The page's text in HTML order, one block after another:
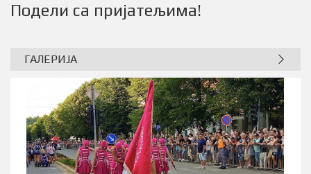
Подели са пријатељима!
ГАЛЕРИЈА